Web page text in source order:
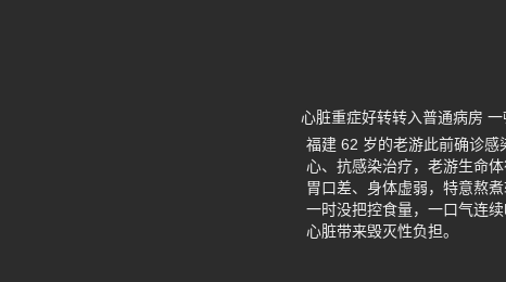
心脏重症好转转入普通病房
福建 62 岁的老游此前确诊感
心、抗感染治疗，老游生命
胃口差、身体虚弱，特意熬
一时没把控食量，一口气连
心脏带来毁灭性负担。